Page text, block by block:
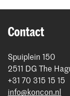
Contact
Spuiplein 150
2511 DG The
+31 70 315 15 15
info@koncon.nl